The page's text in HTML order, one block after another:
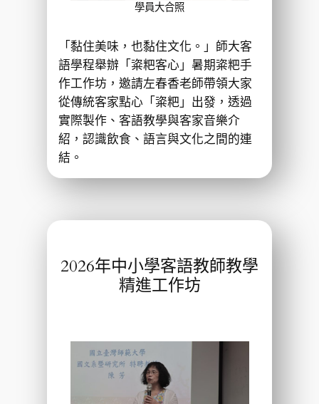
學員大合照
「黏住美味，也黏住文化。」師大客
語學程舉辦「粢粑客心」暑期粢粑手
作工作坊，邀請左春香老師帶領大家
從傳統客家點心「粢粑」出發，透過
實際製作、客語教學與客家音樂介
紹，認識飲食、語言與文化之間的連
結。
2026年中小學客語教師教學
精進工作坊